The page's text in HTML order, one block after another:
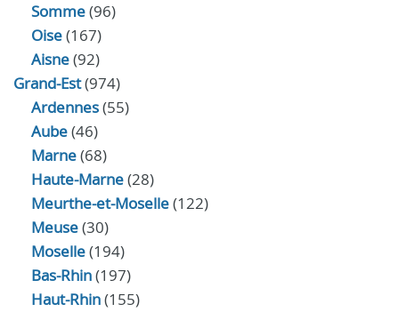
Somme(96)
Oise(167)
Aisne(92)
Grand-Est(974)
Ardennes(55)
Aube(46)
Marne(68)
Haute-Marne(28)
Meurthe-et-Moselle(122)
Meuse(30)
Moselle(194)
Bas-Rhin(197)
Haut-Rhin(155)